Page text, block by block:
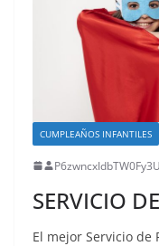
CUMPLEAÑOS INFANTILES
SERVICIO
El mejor Servicio de